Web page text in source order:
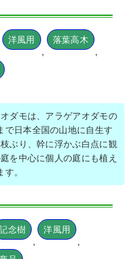
洋風用
,
落葉高木
,
ダモは、アラゲアオダモの
で日本全国の山地に自生す
ぶり、幹に浮かぶ白点に観
を中心に個人の庭にも植え
す。
念樹
,
洋風用
,